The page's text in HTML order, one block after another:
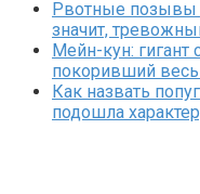
Рвотные позывы
значит,
Мейн-кун: гигант
покоривший
Как назвать
подошла